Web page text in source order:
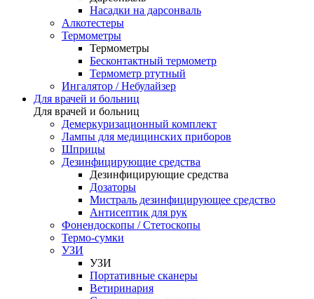
Насадки на дарсонваль
Алкотестеры
Термометры
Термометры
Бесконтактный термометр
Термометр ртутный
Ингалятор / Небулайзер
Для врачей и больниц
Для врачей и больниц
Демеркуризационный комплект
Лампы для медицинских приборов
Шприцы
Дезинфицирующие средства
Дезинфицирующие средства
Дозаторы
Мистраль дезинфицирующее средство
Антисептик для рук
Фонендоскопы / Стетоскопы
Термо-сумки
УЗИ
УЗИ
Портативные сканеры
Ветиринария